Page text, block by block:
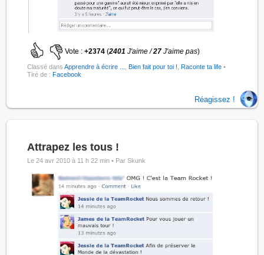
Vote :+2374 (2401J'aime /27 J'aime pas)
Classé dansApprendre à écrire ..., Bien fait pour toi !, Raconte ta life •
Tiré de : Facebook
Réagissez !
Attrapez les tous !
Le 24 avr 2010 à 11 h 22 min • Par Skunk